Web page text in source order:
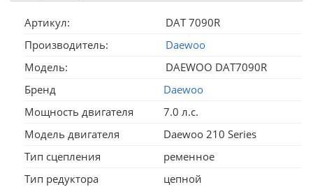
Артикул:
DAT 7090R
Производитель:
Daewoo
Модель:
DAEWOO DAT7090R
Бренд
Daewoo
Мощность двигателя
7.0 л.с.
Модель двигателя
Daewoo 210 Series
Тип сцепления
ременное
Тип редуктора
цепной